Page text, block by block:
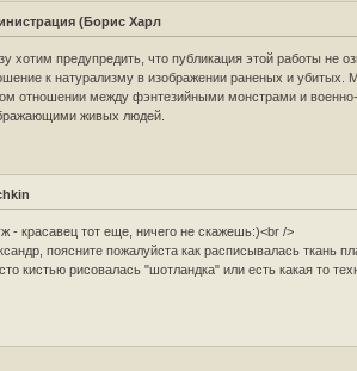
(Борис Харл
хотим предупредить, что публикация этой работы не
к натурализму в изображении раненых и убитых.
отношении между фэнтезийными монстрами и
живых людей.
- красавец тот еще, ничего не скажешь:)<br />
поясните пожалуйста как расписывалась ткань
кистью рисовалась "шотландка" или есть какая то